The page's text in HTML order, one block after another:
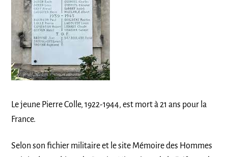
Le jeune Pierre Colle, 1922-1944, est mort à 21 ans pour la
France.
Selon son fichier militaire et le site Mémoire des Hommes